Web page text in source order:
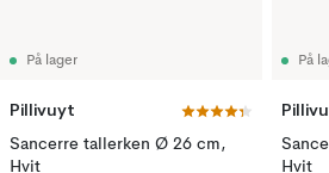
På lager
Pillivuyt
Sancerre tallerken Ø 26 cm,
Hvit
På
Hvit